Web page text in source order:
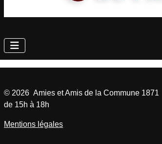
© 2026 Amies et Amis de la Commune
de 15h à 18h
Mentions légales